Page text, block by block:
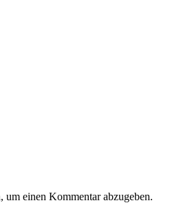
um einen Kommentar abzugeben.